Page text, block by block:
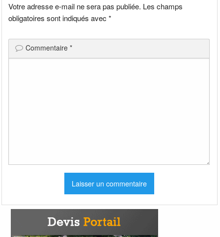
Votre adresse e-mail ne sera pas publiée. Les champs
obligatoires sont indiqués avec*
Commentaire*